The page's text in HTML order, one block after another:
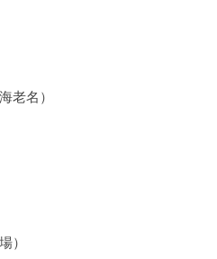
老名）
）